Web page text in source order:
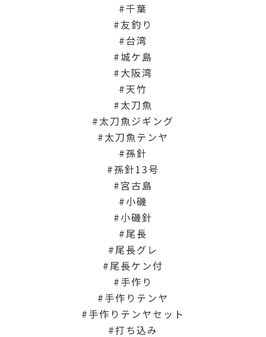
千葉
友釣り
台湾
城ケ島
大阪湾
天竹
太刀魚
太刀魚ジギング
太刀魚テンヤ
孫針
孫針13号
宮古島
小磯
小磯針
尾長
尾長グレ
尾長ケン付
手作り
手作りテンヤ
手作りテンヤセット
打ち込み